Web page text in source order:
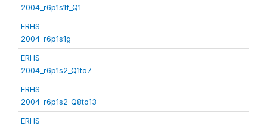
2004_r6p1s1f_Q1
ERHS
2004_r6p1s1g
ERHS
2004_r6p1s2_Q1to7
ERHS
2004_r6p1s2_Q8to13
ERHS